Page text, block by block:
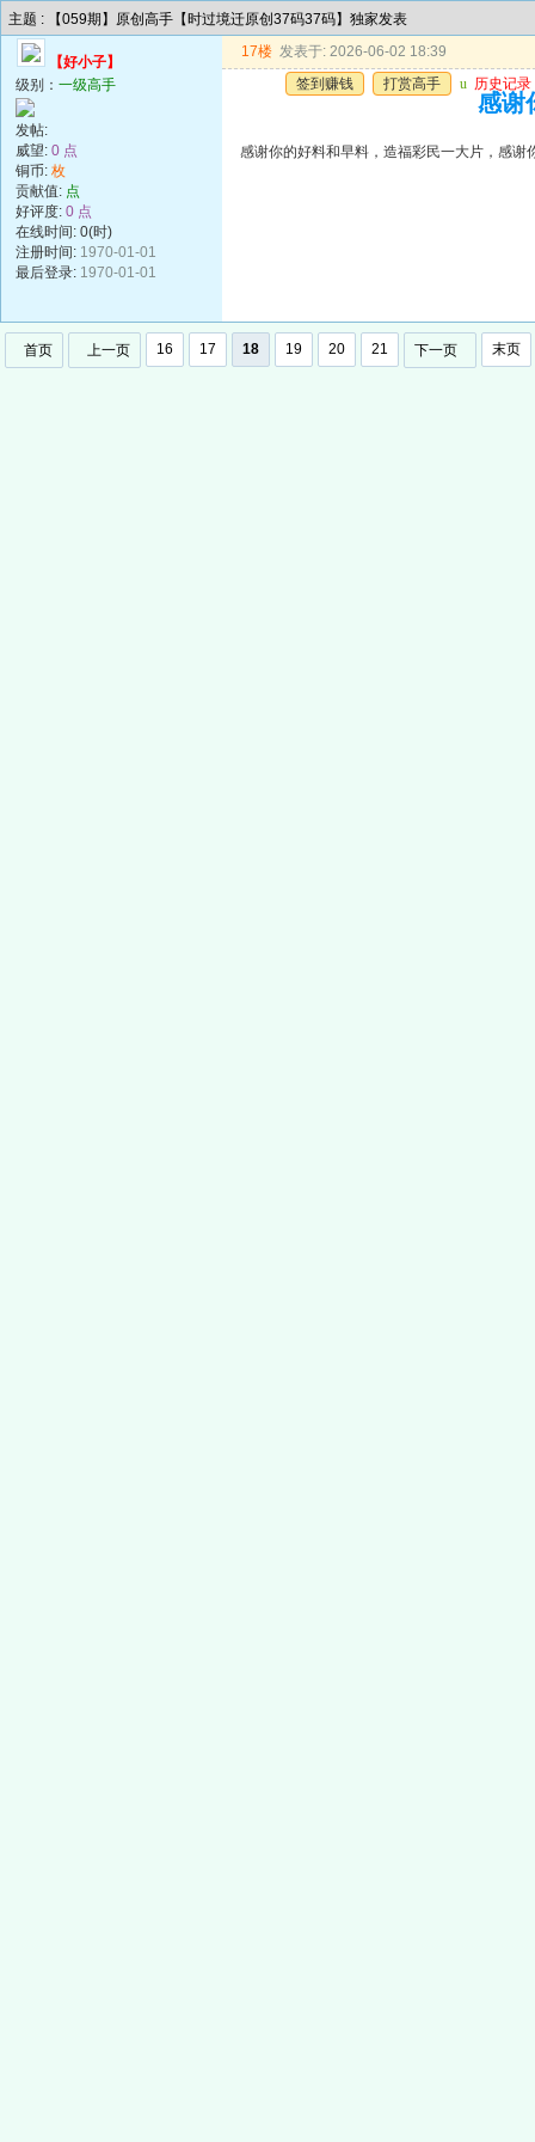
主题 : 【059期】原创高手【时过境迁原创37码37码】独家发表
【好小子】
级别： 一级高手
发帖:
威望: 0 点
铜币: 枚
贡献值: 点
好评度: 0 点
在线时间: 0(时)
注册时间: 1970-01-01
最后登录: 1970-01-01
17楼 发表于: 2026-06-02 18:39
签到赚钱
打赏高手 u 历史记录
感谢
感谢你的好料和早料，造福彩民一大片，感谢
首页 上一页 16 17 18 19 20 21 下一页 末页